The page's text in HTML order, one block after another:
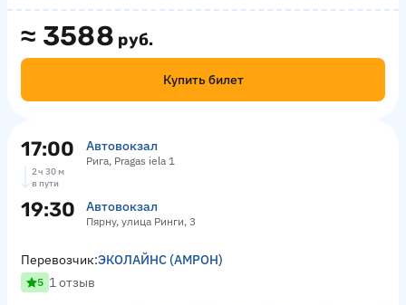
≈ 3588 руб.
Купить билет
17:00 Автовокзал
Рига, Pragas iela 1
2 ч 30 м
в пути
19:30 Автовокзал
Пярну, улица Ринги, 3
Перевозчик:ЭКОЛАЙНС (АМРОН)
5 1 отзыв